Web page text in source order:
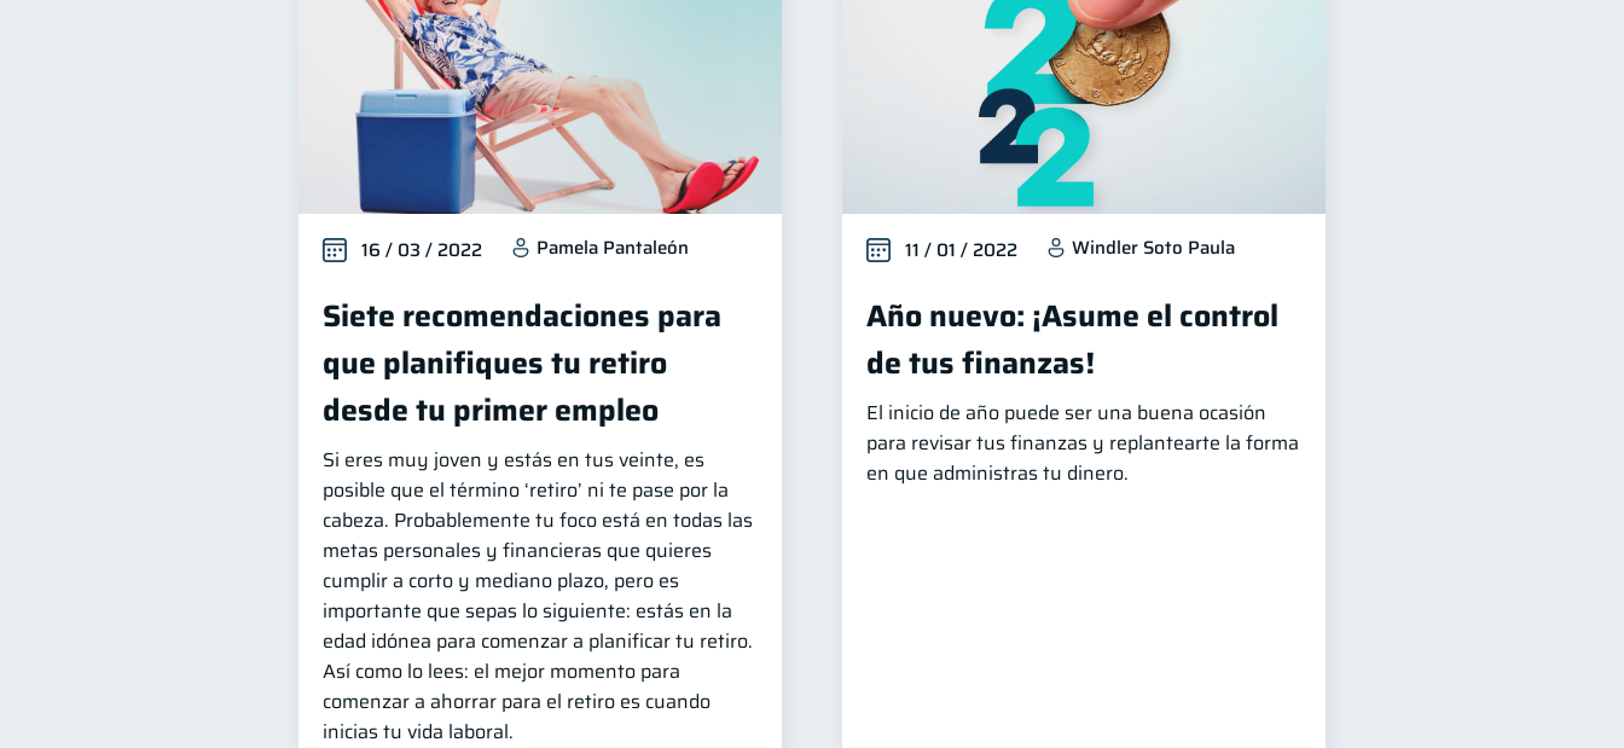
16 / 03 / 2022 Pamela Pantaleón
Siete recomendaciones para
que planifiques tu retiro
desde tu primer empleo
Si eres muy joven y estás en tus veinte, es
posible que el término ‘retiro’ ni te pase por la
cabeza. Probablemente tu foco está en todas las
metas personales y financieras que quieres
cumplir a corto y mediano plazo, pero es
importante que sepas lo siguiente: estás en la
edad idónea para comenzar a planificar tu retiro.
Así como lo lees: el mejor momento para
comenzar a ahorrar para el retiro es cuando
inicias tu vida laboral.
11 / 01 / 2022 Windler Soto Paula
Año nuevo: ¡Asume el control
de tus finanzas!
El inicio de año puede ser una buena ocasión
para revisar tus finanzas y replantearte la forma
en que administras tu dinero.